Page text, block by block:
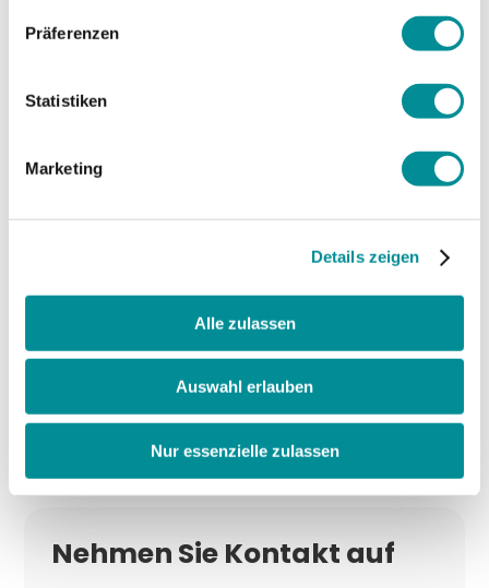
Präferenzen
Statistiken
Marketing
Details zeigen
Alle zulassen
Auswahl erlauben
Nur essenzielle zulassen
Nehmen Sie Kontakt auf